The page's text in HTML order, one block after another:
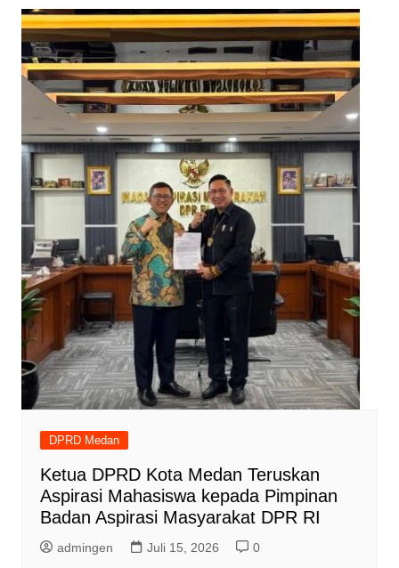
DPRD Medan
Ketua DPRD Kota Medan Teruskan
Aspirasi Mahasiswa kepada Pimpinan
Badan Aspirasi Masyarakat DPR RI
admingen Juli 15, 2026 0